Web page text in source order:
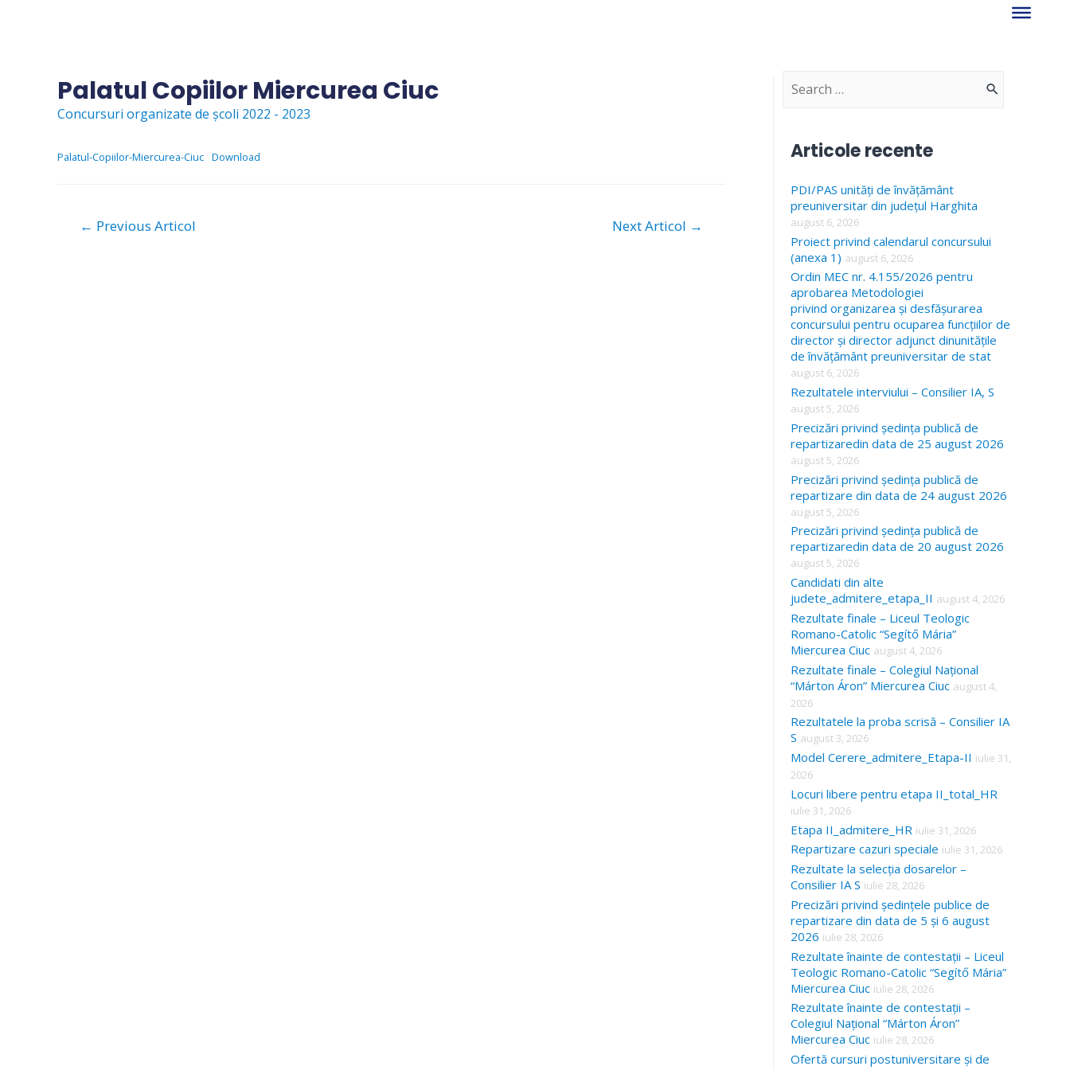
Palatul Copiilor Miercurea Ciuc
Concursuri organizate de școli 2022 - 2023
Palatul-Copiilor-Miercurea-Ciuc Download
Navigare
← Previous Articol Next Articol →
S
c
h
f
o
r
:
Articole recente
PDI/PAS unități de învățământ
preuniversitar din județul Harghita
august 6, 2026
Proiect privind calendarul concursului
(anexa 1) august 6, 2026
Ordin MEC nr. 4.155/2026 pentru
aprobarea Metodologiei
privind organizarea și desfășurarea
concursului pentru ocuparea funcțiilor de
director și director adjunct dinunitățile
de învățământ preuniversitar de stat
august 6, 2026
Rezultatele interviului – Consilier IA, S
august 5, 2026
Precizări privind ședința publică de
repartizaredin data de 25 august 2026
august 5, 2026
Precizări privind ședința publică de
repartizare din data de 24 august 2026
august 5, 2026
Precizări privind ședința publică de
repartizaredin data de 20 august 2026
august 5, 2026
Candidati din alte
judete_admitere_etapa_II august 4, 2026
Rezultate finale – Liceul Teologic
Romano-Catolic “Segítő Mária”
Miercurea Ciuc august 4, 2026
Rezultate finale – Colegiul Național
“Márton Áron” Miercurea Ciuc august 4,
2026
Rezultatele la proba scrisă – Consilier IA
S august 3, 2026
Model Cerere_admitere_Etapa-II iulie 31,
2026
Locuri libere pentru etapa II_total_HR
iulie 31, 2026
Etapa II_admitere_HR iulie 31, 2026
Repartizare cazuri speciale iulie 31, 2026
Rezultate la selecția dosarelor –
Consilier IA S iulie 28, 2026
Precizări privind ședințele publice de
repartizare din data de 5 și 6 august
2026 iulie 28, 2026
Rezultate înainte de contestații – Liceul
Teologic Romano-Catolic “Segítő Mária”
Miercurea Ciuc iulie 28, 2026
Rezultate înainte de contestații –
Colegiul Național “Márton Áron”
Miercurea Ciuc iulie 28, 2026
Ofertă cursuri postuniversitare și de